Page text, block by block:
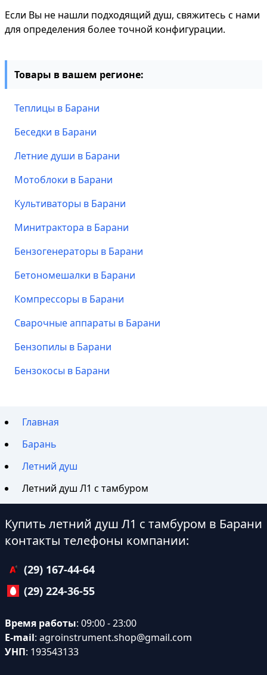
Если Вы не нашли подходящий душ, свяжитесь с нами
для определения более точной конфигурации.
Товары в вашем регионе:
Теплицы в Барани
Беседки в Барани
Летние души в Барани
Мотоблоки в Барани
Культиваторы в Барани
Минитрактора в Барани
Бензогенераторы в Барани
Бетономешалки в Барани
Компрессоры в Барани
Сварочные аппараты в Барани
Бензопилы в Барани
Бензокосы в Барани
Главная
Барань
Летний душ
Летний душ Л1 с тамбуром
Купить летний душ Л1 с тамбуром в Барани
контакты телефоны компании:
(29) 167-44-64
(29) 224-36-55
Время работы: 09:00 - 23:00
E-mail: agroinstrument.shop@gmail.com
УНП: 193543133